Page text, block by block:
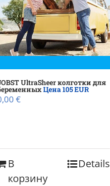
UltraSheer колготки для
Цена 105 EUR
€
В
корзину
Details